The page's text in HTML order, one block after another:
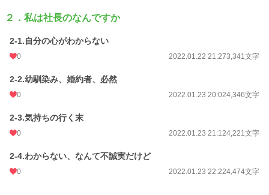
２．私は社長のなんですか
2-1.自分の心がわからない
0 2022.01.22 21:273,341文字
2-2.幼馴染み、婚約者、必然
0 2022.01.23 20:024,346文字
2-3.気持ちの行く末
0 2022.01.23 21:124,221文字
2-4.わからない、なんて不誠実だけど
0 2022.01.23 22:224,474文字